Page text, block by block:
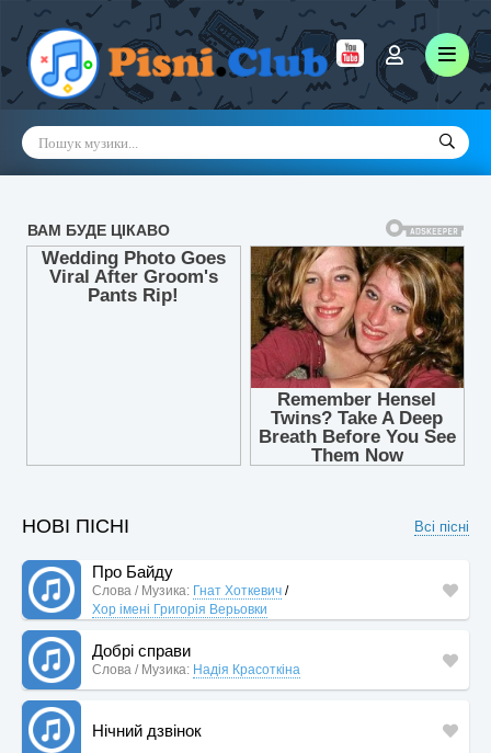
НОВІ ПІСНІ Всі пісні
Про Байду
Слова / Музика: Гнат Хоткевич /
Хор імені Григорія Верьовки
Добрі справи
Слова / Музика: Надія Красоткіна
Нічний дзвінок